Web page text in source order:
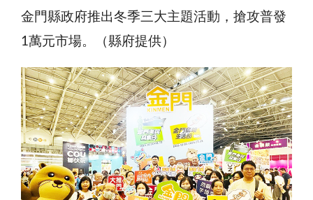
金門縣政府推出冬季三大主題活動，搶攻普發
1萬元市場。（縣府提供）